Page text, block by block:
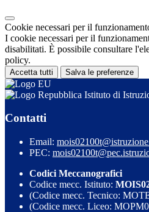
Cookie necessari per il
I cookie necessari per il
disabilitati. È possibile consultare
policy.
Accetta tutti Salva le preferenze
Istituto di
Contatti
Email:
PEC:
Codici Meccanografici
Codice mecc. Istituto:
(Codice mecc. Tecnico:
(Codice mecc. Liceo: